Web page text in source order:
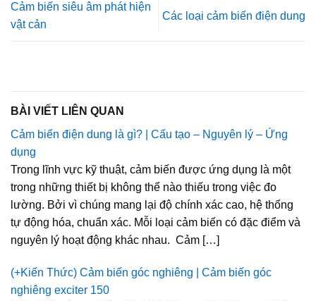
Cảm biến siêu âm phát hiện
vật cản
Các loại cảm biến điện dung
BÀI VIẾT LIÊN QUAN
Cảm biến điện dung là gì? | Cấu tạo – Nguyên lý – Ứng
dụng
Trong lĩnh vực kỹ thuật, cảm biến được ứng dụng là một
trong những thiết bị không thể nào thiếu trong việc đo
lường. Bởi vì chúng mang lại độ chính xác cao, hệ thống
tự động hóa, chuẩn xác. Mỗi loại cảm biến có đặc điểm và
nguyên lý hoạt động khác nhau. Cảm […]
(+Kiến Thức) Cảm biến góc nghiêng | Cảm biến góc
nghiêng exciter 150